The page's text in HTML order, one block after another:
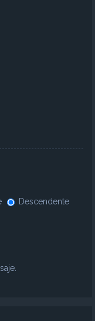
Descendente